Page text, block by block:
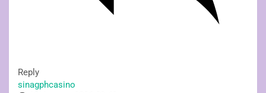
Reply
sinagphcasino